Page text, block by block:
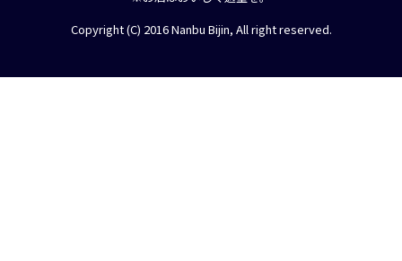
Copyright (C) 2016 Nanbu Bijin, All right reserved.